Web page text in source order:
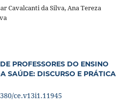
Cavalcanti da Silva, Ana Tereza
PROFESSORES DO ENSINO
SAÚDE: DISCURSO E PRÁTICA
ce.v13i1.11945